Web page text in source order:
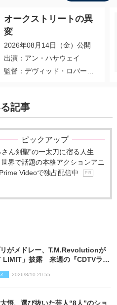
オークストリートの異
変
2026年08月14日（金）公開
出演：アン・ハサウェイ
監督：デヴィッド・ロバー
記事
ピックアップ
さん剣聖”の一太刀に宿る人生
界で話題の本格アクションアニ
Videoで独占配信中
P R
がメドレー、T.M.Revolutionが
LIMIT」披露 来週の『CDTVライ
2026/8/10 20:55
悟、選び抜いた芸人“8人”のショ